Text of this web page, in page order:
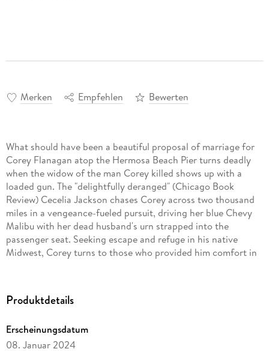
Merken Empfehlen Bewerten
What should have been a beautiful proposal of marriage for
Corey Flanagan atop the Hermosa Beach Pier turns deadly
when the widow of the man Corey killed shows up with a
loaded gun. The "delightfully deranged" (Chicago Book
Review) Cecelia Jackson chases Corey across two thousand
miles in a vengeance-fueled pursuit, driving her blue Chevy
Malibu with her dead husband's urn strapped into the
passenger seat. Seeking escape and refuge in his native
Midwest, Corey turns to those who provided him comfort in
family cabin in Wisconsin for a climactic and deadly
Produktdetails
Erscheinungsdatum
08. Januar 2024